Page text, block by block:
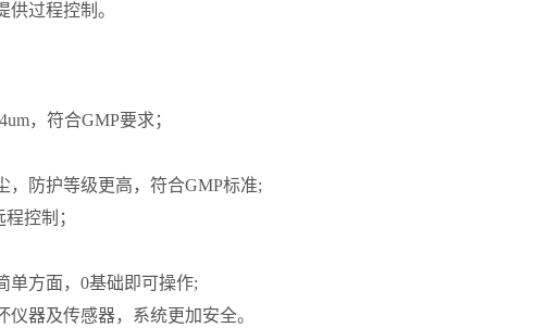
过程控制。
，符合GMP要求；
，防护等级更高，符合GMP标准;
控制；
单方面，0基础即可操作;
器及传感器，系统更加安全。